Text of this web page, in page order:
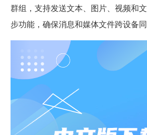
群组，支持发送文本、图片、视频和
步功能，确保消息和媒体文件跨设备同